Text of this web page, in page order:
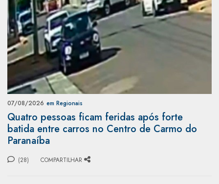
07/08/2026 em Regionais
Quatro pessoas ficam feridas após forte
batida entre carros no Centro de Carmo do
Paranaíba
(28) COMPARTILHAR